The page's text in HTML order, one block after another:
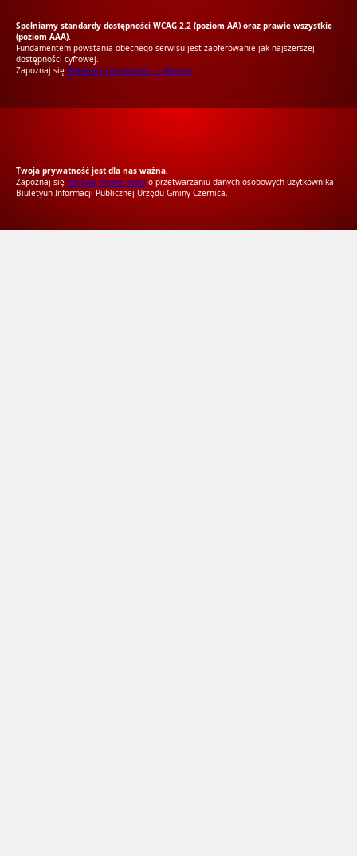
Spełniamy standardy dostępności WCAG 2.2 (poziom AA) oraz prawie wszystkie
(poziom AAA).
Fundamentem powstania obecnego serwisu jest zaoferowanie jak najszerszej
dostępności cyfrowej.
Zapoznaj się Deklaracją dostępności cyfrowej.
Twoja prywatność jest dla nas ważna.
Zapoznaj się Polityką Prywatności o przetwarzaniu danych osobowych użytkownika
Biuletyun Informacji Publicznej Urzędu Gminy Czernica.